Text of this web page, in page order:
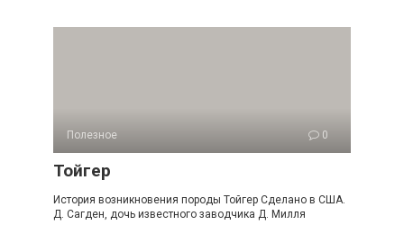
Полезное 0
Тойгер
История возникновения породы Тойгер Сделано в США.
Д. Сагден, дочь известного заводчика Д. Милля